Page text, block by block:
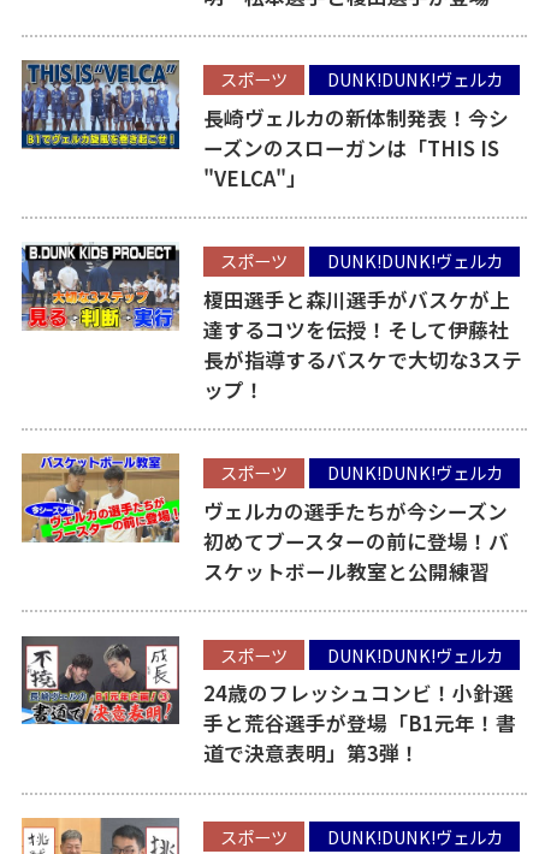
スポーツ DUNK!DUNK!ヴェルカ
長崎ヴェルカの新体制発表！今シ
ーズンのスローガンは「THIS IS
"VELCA"」
スポーツ DUNK!DUNK!ヴェルカ
榎田選手と森川選手がバスケが上
達するコツを伝授！そして伊藤社
長が指導するバスケで大切な3ステ
ップ！
スポーツ DUNK!DUNK!ヴェルカ
ヴェルカの選手たちが今シーズン
初めてブースターの前に登場！バ
スケットボール教室と公開練習
スポーツ DUNK!DUNK!ヴェルカ
24歳のフレッシュコンビ！小針選
手と荒谷選手が登場「B1元年！書
道で決意表明」第3弾！
スポーツ DUNK!DUNK!ヴェルカ